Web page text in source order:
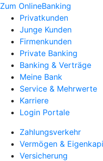
Zum OnlineBanking
Privatkunden
Junge Kunden
Firmenkunden
Private Banking
Banking & Verträge
Meine Bank
Service & Mehrwerte
Karriere
Login Portale
Zahlungsverkehr
Vermögen &
Versicherung